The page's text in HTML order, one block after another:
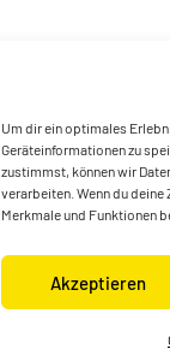
Um dir ein optimales
Geräteinformationen zu
zustimmst, können wir
verarbeiten. Wenn du
Merkmale und Funktionen
Akzeptieren